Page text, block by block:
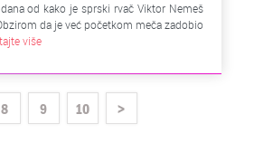
od kako je sprski rvač Viktor Nemeš
da je već početkom meča zadobio
više
8 9 10 >